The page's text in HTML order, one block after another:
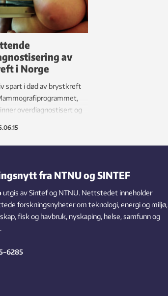
av
i Norge
spart i død av brystkreft
overdiagnostisert og
fra NTNU og SINTEF
utgis av Sintef og NTNU. Nettstedet inneholder
forskningsnyheter om teknologi, energi og miljø,
fisk og havbruk, nyskaping, helse, samfunn og
6285